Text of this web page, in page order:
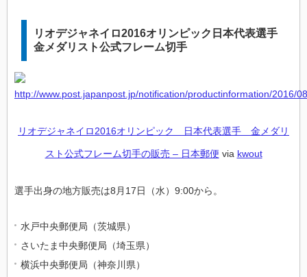
リオデジャネイロ2016オリンピック日本代表選手
金メダリスト公式フレーム切手
リオデジャネイロ2016オリンピック 日本代表選手 金メダリ
スト公式フレーム切手の販売 – 日本郵便 via kwout
選手出身の地方販売は8月17日（水）9:00から。
水戸中央郵便局（茨城県）
さいたま中央郵便局（埼玉県）
横浜中央郵便局（神奈川県）